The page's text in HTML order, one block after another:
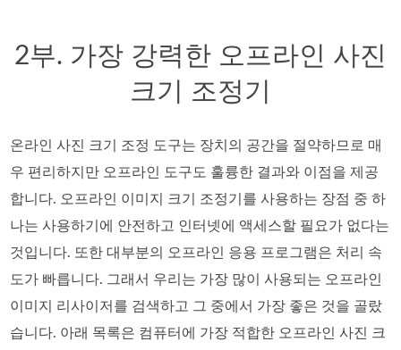
2부. 가장 강력한 오프라인 사진
크기 조정기
온라인 사진 크기 조정 도구는 장치의 공간을 절약하므로 매
우 편리하지만 오프라인 도구도 훌륭한 결과와 이점을 제공
합니다. 오프라인 이미지 크기 조정기를 사용하는 장점 중 하
나는 사용하기에 안전하고 인터넷에 액세스할 필요가 없다는
것입니다. 또한 대부분의 오프라인 응용 프로그램은 처리 속
도가 빠릅니다. 그래서 우리는 가장 많이 사용되는 오프라인
이미지 리사이저를 검색하고 그 중에서 가장 좋은 것을 골랐
습니다. 아래 목록은 컴퓨터에 가장 적합한 오프라인 사진 크